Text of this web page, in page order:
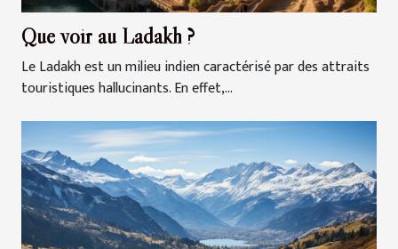
Que voir au Ladakh ?
Le Ladakh est un milieu indien caractérisé par des attraits
touristiques hallucinants. En effet,...